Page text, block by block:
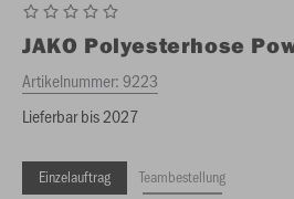
JAKO Polyesterhose
Artikelnummer:9223
Lieferbar bis 2027
Einzelauftrag Teambestellung